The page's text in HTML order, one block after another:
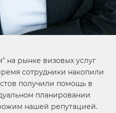
на рынке визовых услуг
сотрудники накопили
получили помощь в
планировании
нашей репутацией.